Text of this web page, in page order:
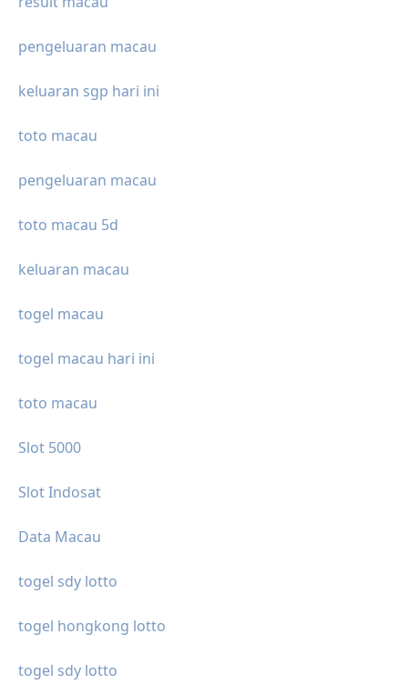
pengeluaran macau
keluaran sgp hari ini
toto macau
pengeluaran macau
toto macau 5d
keluaran macau
togel macau
togel macau hari ini
toto macau
Slot 5000
Slot Indosat
Data Macau
togel sdy lotto
togel hongkong lotto
togel sdy lotto